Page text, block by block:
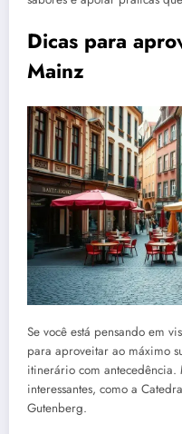
Dicas para
Mainz
Se você está pensando em
para aproveitar ao máximo
itinerário com antecedência.
interessantes, como a
Gutenberg.